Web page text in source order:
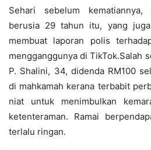
Sehari sebelum
berusia 29 tahun itu, yang
membuat laporan polis
mengganggunya di TikTok.Salah
P. Shalini, 34, didenda RM100
di mahkamah kerana terbabit
niat untuk menimbulkan
ketenteraman. Ramai
terlalu ringan.